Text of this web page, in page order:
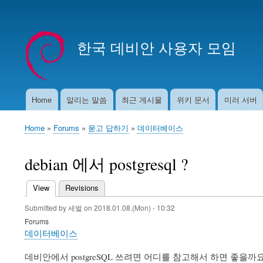
account
menu
한국 데비안 사용자 모임
MainHome 알리는 말씀 최근 게시물 위키 문서 미러 서버
Breadcrumb
Home Forums 묻고 답하기 데이터베이스
debian 에서 postgresql ?
Primary
tabs
View (active tab)
Revisions
Submitted by세벌 on 2018.01.08.(Mon) - 10:32
Forums
데이터베이스
데비안에서 postgreSQL 쓰려면 어디를 참고해서 하면 좋을까